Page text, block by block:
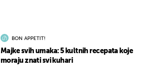
BON APPETIT!
Majke svih umaka: 5 kultnih recepata koje
moraju znati svi kuhari